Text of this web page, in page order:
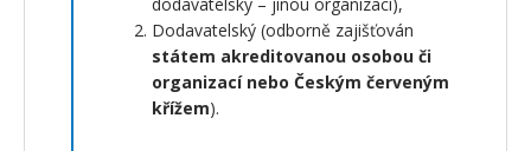
Dodavatelský (odborně zajišťován
státem akreditovanou osobou či
organizací nebo Českým červeným
křížem).